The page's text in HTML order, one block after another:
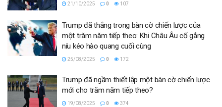
21/10/2025 0 107
Trump đã thắng trong bàn cờ chiến lược của
một trăm năm tiếp theo: Khi Châu Âu cố gắng
níu kéo hào quang cuối cùng
25/08/2025 0 172
Trump đã ngầm thiết lập một bàn cờ chiến lược
mới cho trăm năm tiếp theo?
19/08/2025 0 374